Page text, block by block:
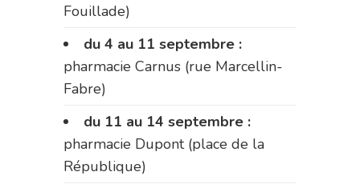
Fouillade)
du 4 au 11 septembre :
pharmacie Carnus (rue Marcellin-
Fabre)
du 11 au 14 septembre :
pharmacie Dupont (place de la
République)